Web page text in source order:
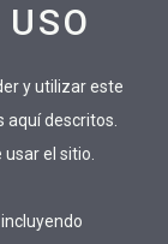
y utilizar este
descritos.
el sitio.